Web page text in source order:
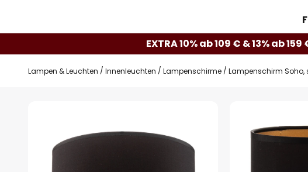
EXTRA 10% ab 109 € & 13% ab 159
Lampen & Leuchten Innenleuchten Lampenschirme Lampenschirm Soho,
Bildgalerie